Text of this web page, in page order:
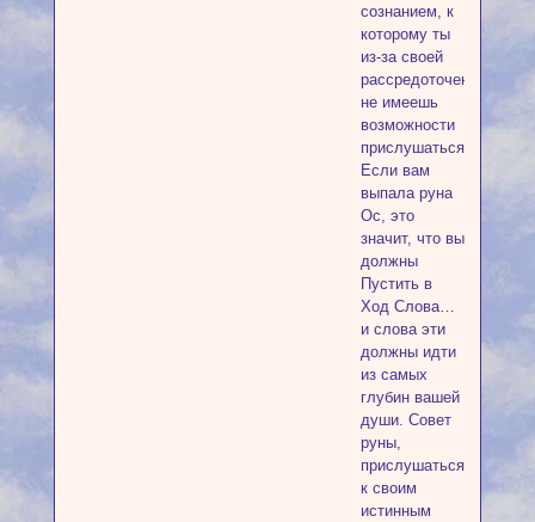
сознанием, к
которому ты
из-за своей
рассредоточенности
не имеешь
возможности
прислушаться.
Если вам
выпала руна
Ос, это
значит, что вы
должны
Пустить в
Ход Слова…
и слова эти
должны идти
из самых
глубин вашей
души. Совет
руны,
прислушаться
к своим
истинным